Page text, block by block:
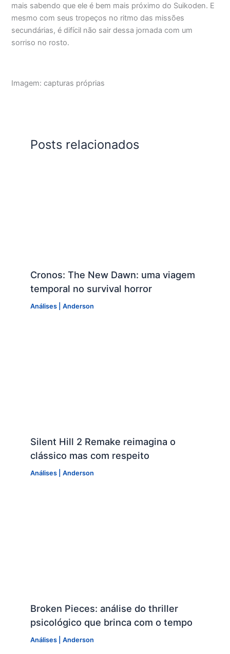
mais sabendo que ele é bem mais próximo do Suikoden. E
mesmo com seus tropeços no ritmo das missões
secundárias, é difícil não sair dessa jornada com um
sorriso no rosto.
Imagem: capturas próprias
Posts relacionados
Cronos: The New Dawn: uma viagem
temporal no survival horror
Análises| Anderson
Silent Hill 2 Remake reimagina o
clássico mas com respeito
Análises| Anderson
Broken Pieces: análise do thriller
psicológico que brinca com o tempo
Análises| Anderson